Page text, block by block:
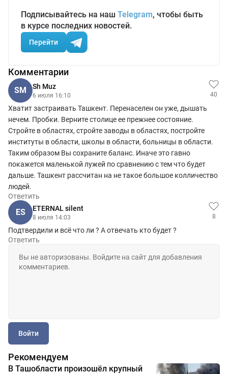
Подписывайтесь на наш Telegram, чтобы быть
в курсе последних новостей.
Перейти
Комментарии
SM Sh Muz
6 июля 16:10 40
Хватит застраивать Ташкент. Перенаселен он уже, дышать
нечем. Пробки. Верните столице ее прежнее состояние.
Стройте в областях, стройте заводы в областях, постройте
институты в области, школы в области, больницы в области.
Таким образом Вы сохраните баланс. Иначе это гавно
покажется маленькой лужей по сравнению с тем что будет
дальше. Ташкент рассчитан на не такое большое колличество
людей.
Ответить
ES ETERNAL silent
8 июля 14:03 8
Подтвердили и всё что ли ? А отвечать кто будет ?
Ответить
Войти
Рекомендуем
В Ташобласти произошёл крупный